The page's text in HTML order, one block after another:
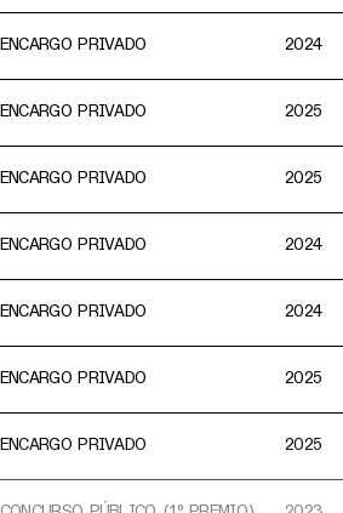
ENCARGO PRIVADO 2024
ENCARGO PRIVADO 2025
ENCARGO PRIVADO 2025
ENCARGO PRIVADO 2024
ENCARGO PRIVADO 2024
ENCARGO PRIVADO 2025
ENCARGO PRIVADO 2025